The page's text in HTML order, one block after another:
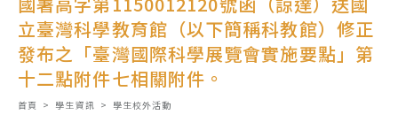
立臺灣科學教育館（以下簡稱科教館）修正
發布之「臺灣國際科學展覽會實施要點」第
十二點附件七相關附件。
首頁 > 學生資訊 > 學生校外活動